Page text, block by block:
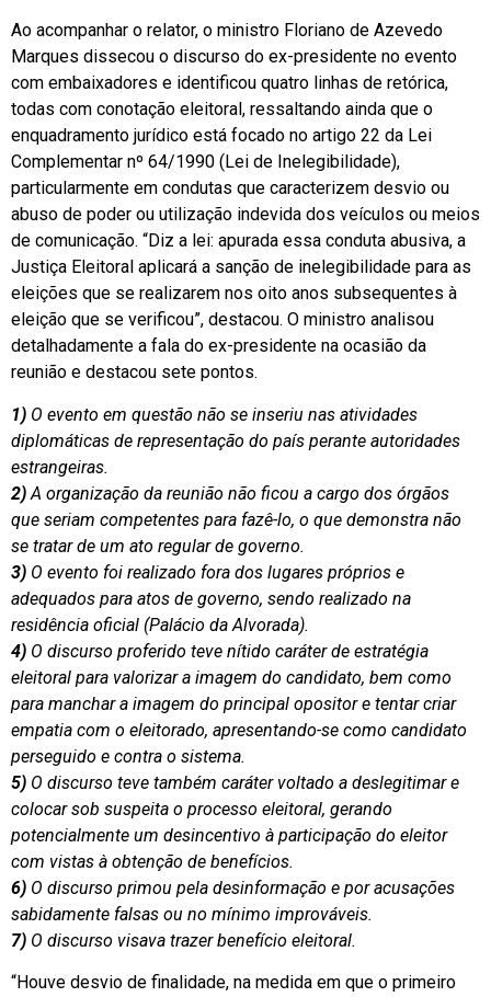
Ao acompanhar o relator, o ministro Floriano de Azevedo
Marques dissecou o discurso do ex-presidente no evento
com embaixadores e identificou quatro linhas de retórica,
todas com conotação eleitoral, ressaltando ainda que o
enquadramento jurídico está focado no artigo 22 da Lei
Complementar nº 64/1990 (Lei de Inelegibilidade),
particularmente em condutas que caracterizem desvio ou
abuso de poder ou utilização indevida dos veículos ou meios
de comunicação. “Diz a lei: apurada essa conduta abusiva, a
Justiça Eleitoral aplicará a sanção de inelegibilidade para as
eleições que se realizarem nos oito anos subsequentes à
eleição que se verificou”, destacou. O ministro analisou
detalhadamente a fala do ex-presidente na ocasião da
reunião e destacou sete pontos.
1) O evento em questão não se inseriu nas atividades
diplomáticas de representação do país perante autoridades
estrangeiras.
2) A organização da reunião não ficou a cargo dos órgãos
que seriam competentes para fazê-lo, o que demonstra não
se tratar de um ato regular de governo.
3) O evento foi realizado fora dos lugares próprios e
adequados para atos de governo, sendo realizado na
residência oficial (Palácio da Alvorada).
4) O discurso proferido teve nítido caráter de estratégia
eleitoral para valorizar a imagem do candidato, bem como
para manchar a imagem do principal opositor e tentar criar
empatia com o eleitorado, apresentando-se como candidato
perseguido e contra o sistema.
5) O discurso teve também caráter voltado a deslegitimar e
colocar sob suspeita o processo eleitoral, gerando
potencialmente um desincentivo à participação do eleitor
com vistas à obtenção de benefícios.
6) O discurso primou pela desinformação e por acusações
sabidamente falsas ou no mínimo improváveis.
7) O discurso visava trazer benefício eleitoral.
“Houve desvio de finalidade, na medida em que o primeiro